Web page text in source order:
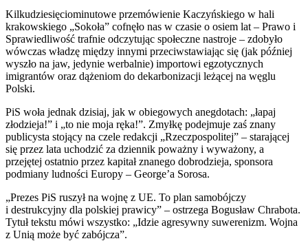
Kilkudziesięciominutowe przemówienie Kaczyńskiego w hali
krakowskiego „Sokoła” cofnęło nas w czasie o osiem lat – Prawo i
Sprawiedliwość trafnie odczytując społeczne nastroje – zdobyło
wówczas władzę między innymi przeciwstawiając się (jak później
wyszło na jaw, jedynie werbalnie) importowi egzotycznych
imigrantów oraz dążeniom do dekarbonizacji leżącej na węglu
Polski.
PiS woła jednak dzisiaj, jak w obiegowych anegdotach: „łapaj
złodzieja!” i „to nie moja ręka!”. Zmyłkę podejmuje zaś znany
publicysta stojący na czele redakcji „Rzeczpospolitej” – starającej
się przez lata uchodzić za dziennik poważny i wyważony, a
przejętej ostatnio przez kapitał znanego dobrodzieja, sponsora
podmiany ludności Europy – George’a Sorosa.
„Prezes PiS ruszył na wojnę z UE. To plan samobójczy
i destrukcyjny dla polskiej prawicy” – ostrzega Bogusław Chrabota.
Tytuł tekstu mówi wszystko: „Idzie agresywny suwerenizm. Wojna
z Unią może być zabójcza”.